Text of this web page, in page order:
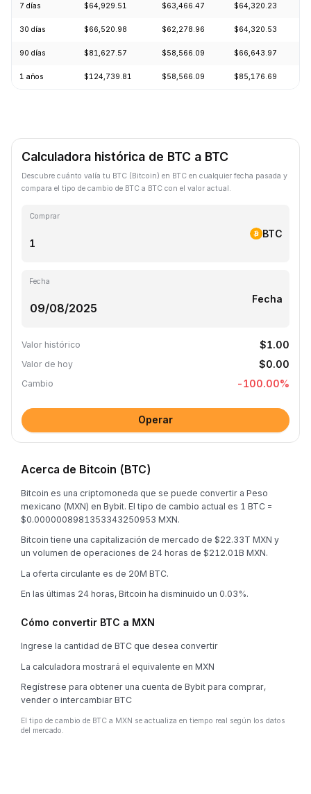
7 días $64,929.51 $63,466.47 $64,320.23
30 días $66,520.98 $62,278.96 $64,320.53
90 días $81,627.57 $58,566.09 $66,643.97
1 años $124,739.81 $58,566.09 $85,176.69
Calculadora histórica de BTC a BTC
Descubre cuánto valía tu BTC (Bitcoin) en BTC en cualquier fecha pasada y
compara el tipo de cambio de BTC a BTC con el valor actual.
Comprar
BTC
Fecha
Fecha
Valor histórico $1.00
Valor de hoy $0.00
Cambio -100.00%
Operar
Acerca de Bitcoin (BTC)
Bitcoin es una criptomoneda que se puede convertir a Peso
mexicano (MXN) en Bybit. El tipo de cambio actual es 1 BTC =
$0.0000008981353343250953 MXN.
Bitcoin tiene una capitalización de mercado de $22.33T MXN y
un volumen de operaciones de 24 horas de $212.01B MXN.
La oferta circulante es de 20M BTC.
En las últimas 24 horas, Bitcoin ha disminuido un 0.03%.
Cómo convertir BTC a MXN
Ingrese la cantidad de BTC que desea convertir
La calculadora mostrará el equivalente en MXN
Regístrese para obtener una cuenta de Bybit para comprar,
vender o intercambiar BTC
El tipo de cambio de BTC a MXN se actualiza en tiempo real según los datos
del mercado.